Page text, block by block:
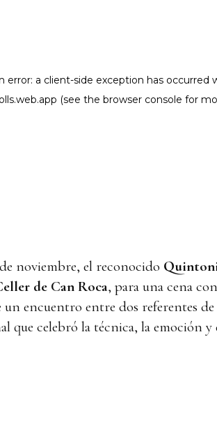
noviembre, el reconocido
de Can Roca, para una cena
un encuentro entre dos referentes
que celebró la técnica, la emoción